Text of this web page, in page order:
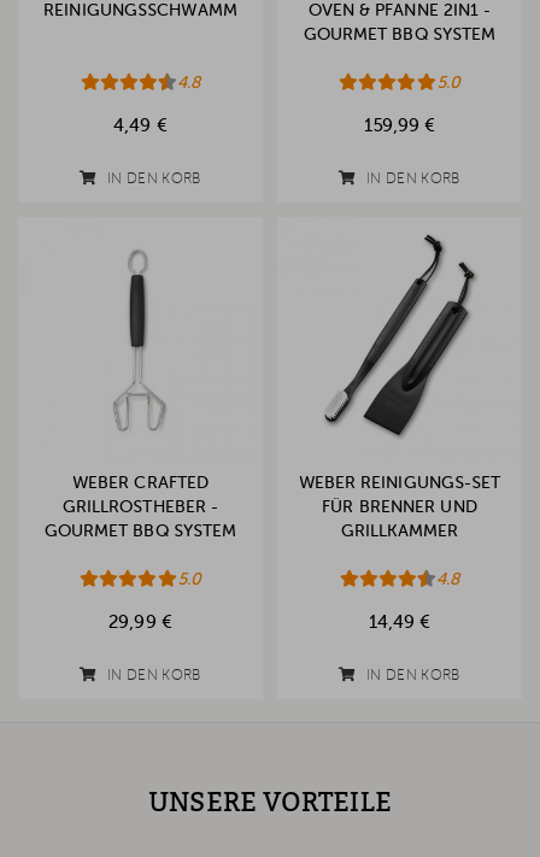
REINIGUNGSSCHWAMM
4.8
4,49 €
IN DEN KORB
OVEN & PFANNE 2IN1 -
GOURMET BBQ SYSTEM
5.0
159,99 €
IN DEN KORB
WEBER CRAFTED
GRILLROSTHEBER -
GOURMET BBQ SYSTEM
5.0
29,99 €
IN DEN KORB
WEBER REINIGUNGS-SET
FÜR BRENNER UND
GRILLKAMMER
4.8
14,49 €
IN DEN KORB
UNSERE VORTEILE